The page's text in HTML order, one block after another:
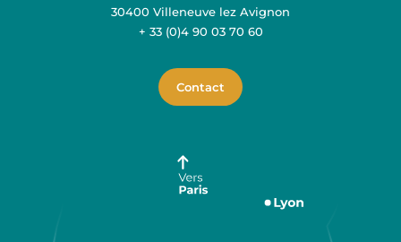
30400 Villeneuve lez Avignon
+ 33 (0)4 90 03 70 60
Contact